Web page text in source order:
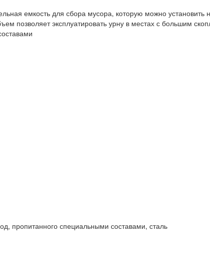
емкость для сбора мусора, которую можно установить
позволяет эксплуатировать урну в местах с большим
пропитанного специальными составами, сталь